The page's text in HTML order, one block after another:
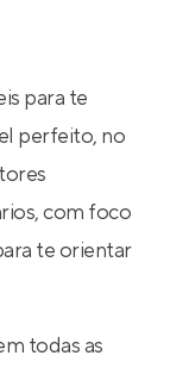
para te
perfeito, no
com foco
te orientar
todas as